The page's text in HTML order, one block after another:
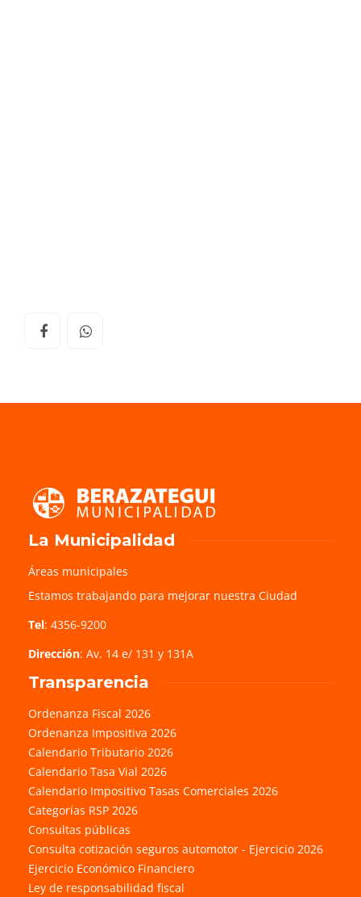
La Municipalidad
Áreas municipales
Estamos trabajando para mejorar nuestra Ciudad
Tel: 4356-9200
Dirección: Av. 14 e/ 131 y 131A
Transparencia
Ordenanza Fiscal 2026
Ordenanza Impositiva 2026
Calendario Tributario 2026
Calendario Tasa Vial 2026
Calendario Impositivo Tasas Comerciales 2026
Categorías RSP 2026
Consultas públicas
Consulta cotización seguros automotor - Ejercicio 2026
Ejercicio Económico Financiero
Ley de responsabilidad fiscal